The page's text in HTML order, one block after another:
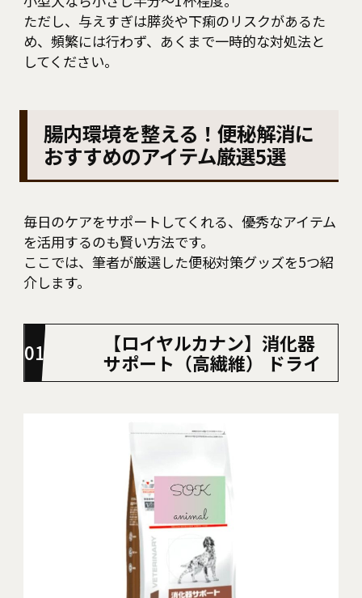
ただし、与えすぎは膵炎や下痢のリスクがあるた
め、頻繁には行わず、あくまで一時的な対処法と
してください。
腸内環境を整える！便秘解消に
おすすめのアイテム厳選5選
毎日のケアをサポートしてくれる、優秀なアイテム
を活用するのも賢い方法です。
ここでは、筆者が厳選した便秘対策グッズを5つ紹
介します。
【ロイヤルカナン】消化器
サポート（高繊維） ドライ